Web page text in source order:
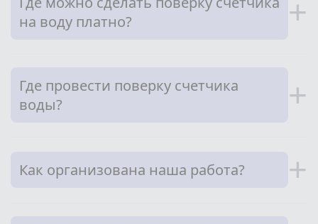
на воду платно?
+
Где провести поверку счетчика
воды?
+
Как организована наша работа? +